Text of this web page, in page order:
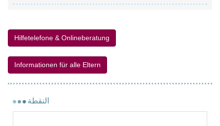
Hilfetelefone & Onlineberatung
Informationen für alle Eltern
النقطة